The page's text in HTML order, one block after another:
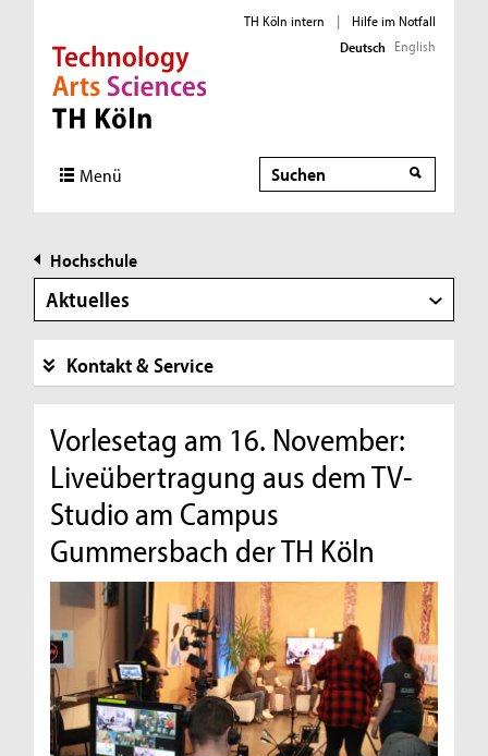
Direkt zur Hauptnavigation
Direkt zur Subnavigation
Direkt zum Inhalt
Direkt zum Fußbereich
TH Köln intern |
Hilfe im Notfall
Deutsch English
Menü Suche
Hochschule
Aktuelles
Kontakt & Service
Vorlesetag am 16. November:
Liveübertragung aus dem TV-
Studio am Campus
Gummersbach der TH Köln